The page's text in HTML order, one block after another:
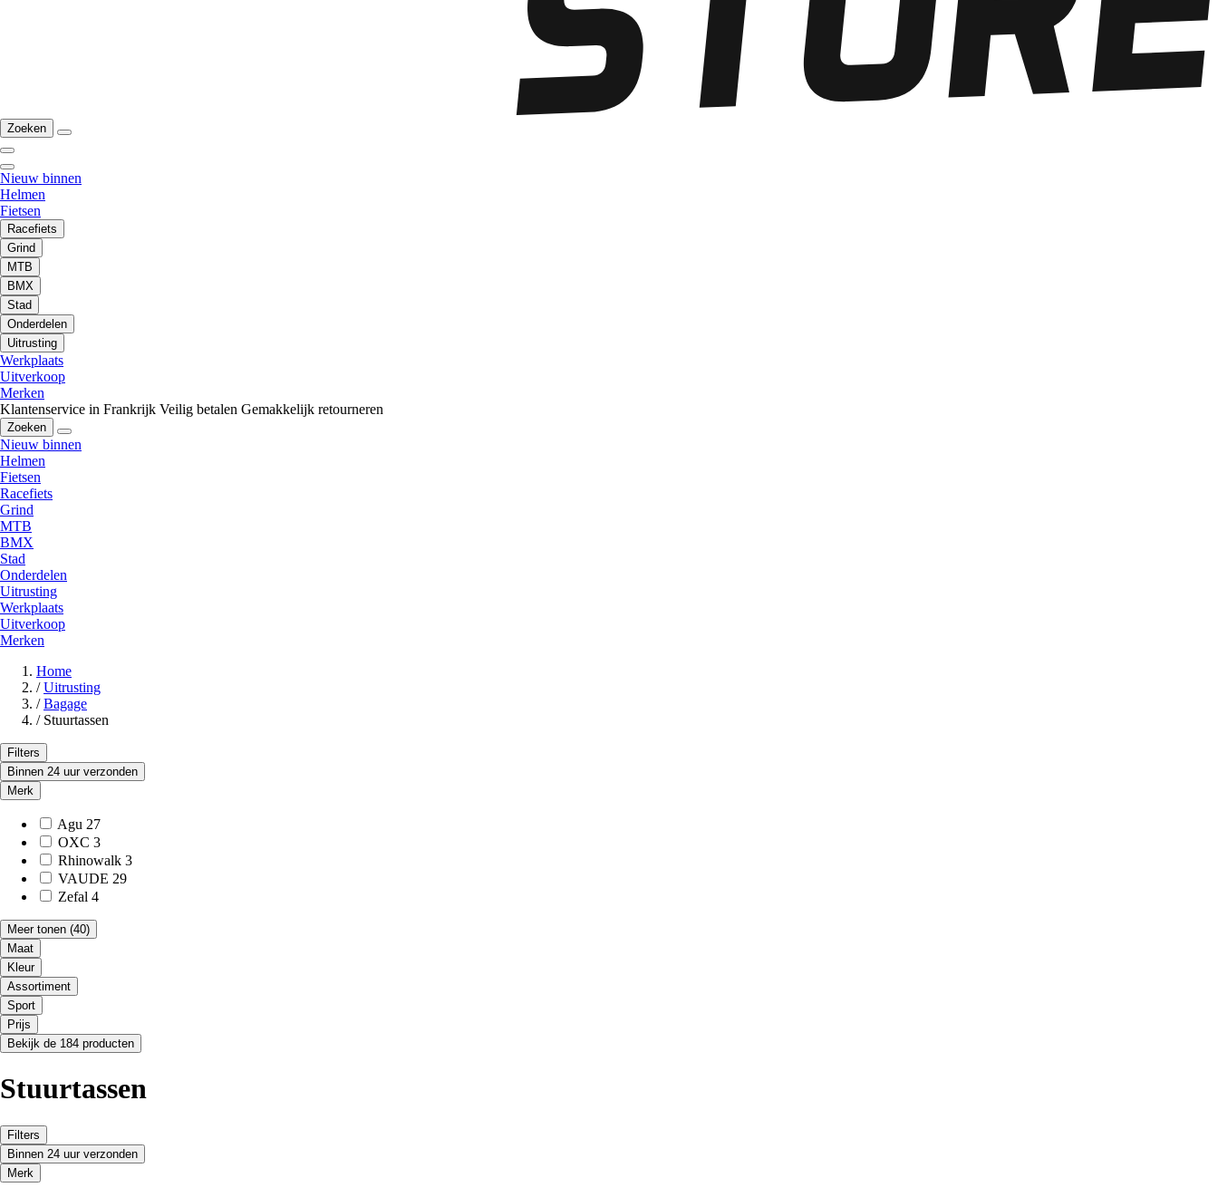
Zoeken
Nieuw binnen
Helmen
Fietsen
Racefiets
Grind
MTB
BMX
Stad
Onderdelen
Uitrusting
Werkplaats
Uitverkoop
Merken
Klantenservice in Frankrijk Veilig betalen Gemakkelijk retourneren
Zoeken
Nieuw binnen
Helmen
Fietsen
Racefiets
Grind
MTB
BMX
Stad
Onderdelen
Uitrusting
Werkplaats
Uitverkoop
Merken
Home
/ Uitrusting
/ Bagage
/ Stuurtassen
Filters
Binnen 24 uur verzonden
Merk
Agu 27
OXC 3
Rhinowalk 3
VAUDE 29
Zefal 4
Meer tonen (40)
Maat
Kleur
Assortiment
Sport
Prijs
Bekijk de 184 producten
Stuurtassen
Filters
Binnen 24 uur verzonden
Merk